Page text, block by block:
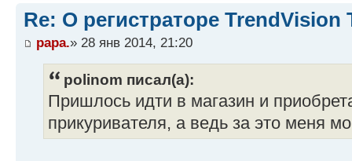
Re: О регистраторе TrendVision
papa.» 28 янв 2014, 21:20
polinom писал(а):
Пришлось идти в магазин и
прикуривателя, а ведь за это меня